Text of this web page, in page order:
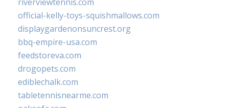
official-kelly-toys-squishmallows.com
displaygardenonsuncrest.org
bbq-empire-usa.com
feedstoreva.com
drogopets.com
ediblechalk.com
tabletennisnearme.com